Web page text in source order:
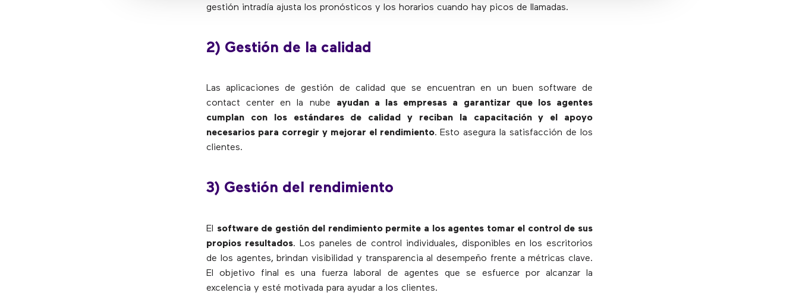
gestión intradía ajusta los pronósticos y los horarios cuando hay picos de llamadas.
2) Gestión de la calidad
Las aplicaciones de gestión de calidad que se encuentran en un buen software de
contact center en la nube ayudan a las empresas a garantizar que los agentes
cumplan con los estándares de calidad y reciban la capacitación y el apoyo
necesarios para corregir y mejorar el rendimiento. Esto asegura la satisfacción de los
clientes.
3) Gestión del rendimiento
El software de gestión del rendimiento permite a los agentes tomar el control de sus
propios resultados. Los paneles de control individuales, disponibles en los escritorios
de los agentes, brindan visibilidad y transparencia al desempeño frente a métricas clave.
El objetivo final es una fuerza laboral de agentes que se esfuerce por alcanzar la
excelencia y esté motivada para ayudar a los clientes.